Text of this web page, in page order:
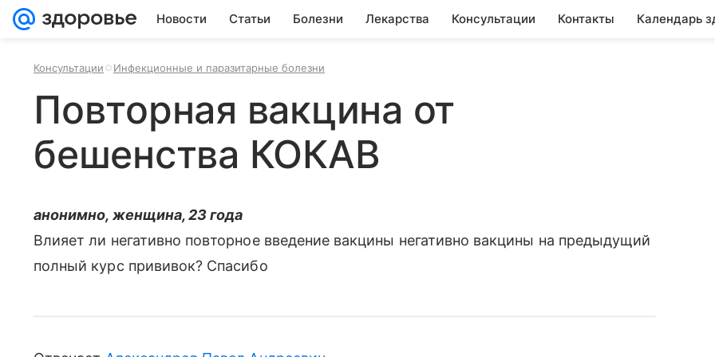
Новости Статьи Болезни Лекарства Консультации Контакты Календарь
Консультации Инфекционные и паразитарные болезни
Повторная вакцина от
бешенства КОКАВ
анонимно, женщина, 23 года
Влияет ли негативно повторное введение вакцины негативно вакцины на предыдущий
полный курс прививок? Спасибо